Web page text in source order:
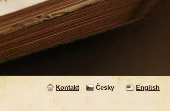
Kontakt Česky
English